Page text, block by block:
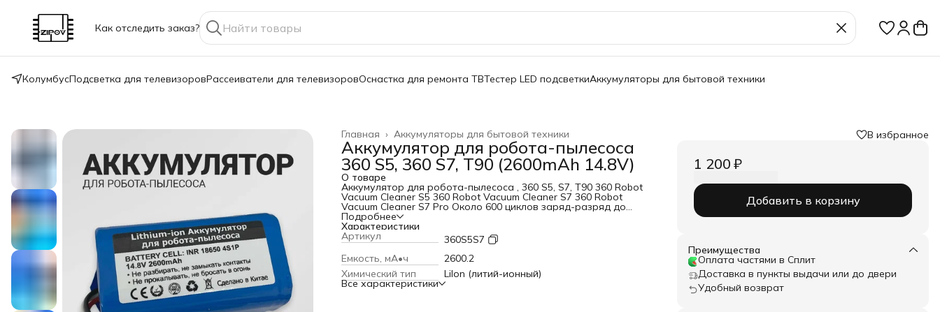
Как отследить заказ?
КолумбусПодсветка для телевизоровРассеиватели для телевизоровОснастка для ремонта ТВТестер LED подсветкиАккумуляторы для бытовой техники
Аккумуляторы для бытовой техники
Главная ›
Аккумулятор для робота-пылесоса
360 S5, 360 S7, T90 (2600mAh 14.8V)
О товаре
Аккумулятор для робота-пылесоса , 360 S5, S7, T90 360 Robot
Vacuum Cleaner S5 360 Robot Vacuum Cleaner S7 360 Robot
Vacuum Cleaner S7 Pro Около 600 циклов заряд-разряд до
достижения ёмкостью аккумулятора 70% Срок службы не
менее 2х лет Можно заряжать в любой момент и не
обязательно полностью разряжать (отсутствует «эффект
памяти») Низкий саморазряд, характерный для качественных
литиевых аккумуляторов Имеет встроенный контроллер
заряда, защищающий от перегрева и перезаряда. Ширина:
370мм Высота: 370мм Длина: 680мм 14.8В 2600mAh
Подробнее
Характеристики
Артикул
360S5S7
Емкость, мА•ч
2600.2
Химический тип
LiIon (литий-ионный)
Все характеристики
В избранное
1 200 ₽
Добавить в корзину
Преимущества
Оплата частями в Сплит
Доставка в пункты выдачи или до двери
Удобный возврат